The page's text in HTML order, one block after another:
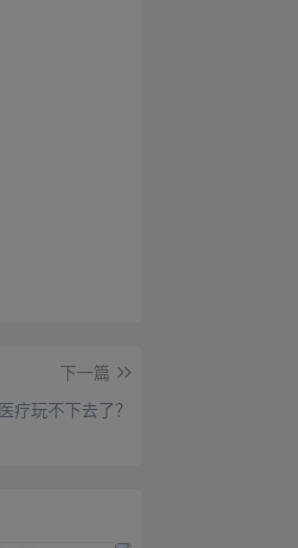
下一篇
疗玩不下去了？